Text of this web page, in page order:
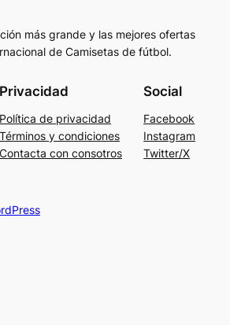
más grande y las mejores ofertas
de Camisetas de fútbol.
Privacidad
Política de privacidad
Términos y condiciones
Contacta con consotros
Social
Facebook
Instagram
Twitter/X